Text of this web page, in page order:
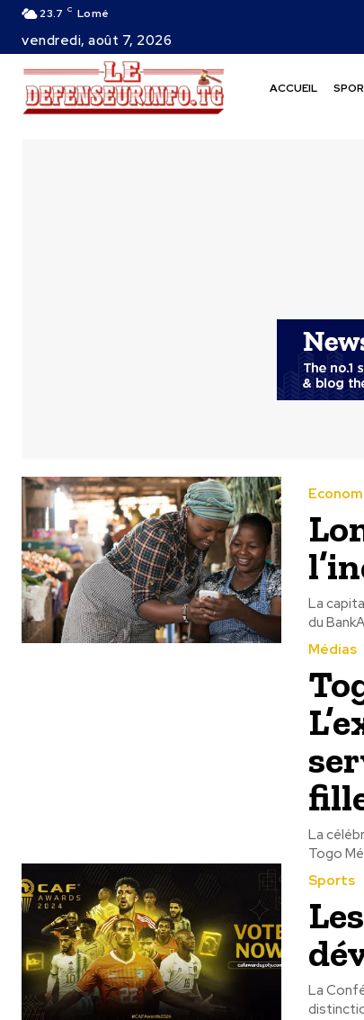
23.7 C Lomé
vendredi, août 7, 2026
ACCUEIL
La
du
Médias
La
Togo
Sports
La